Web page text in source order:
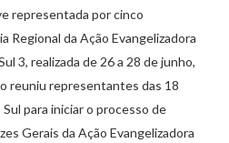
representada por cinco
Regional da Ação Evangelizadora
3, realizada de 26 a 28 de junho,
reuniu representantes das 18
para iniciar o processo de
Gerais da Ação Evangelizadora